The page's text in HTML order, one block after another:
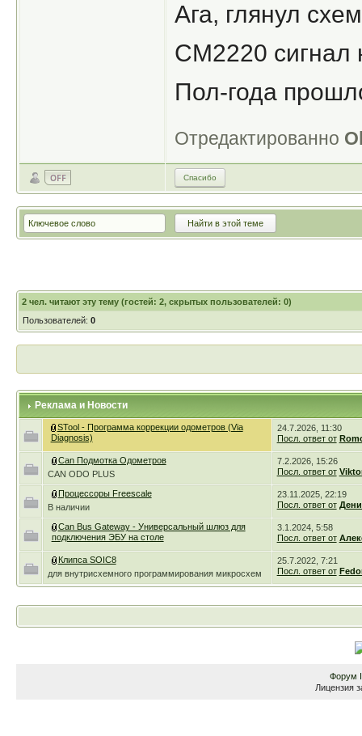
Ага, глянул
СМ2220 сигнал
Пол-года
Отредактированно
Спасибо
2чел. читают эту тему (гостей: 2, скрытых пользователей: 0)
Пользователей: 0
Реклама и Новости
STool - Программа коррекции одометров (Via
Diagnosis)
24.7.2026, 11:30
Посл. ответ от
Can Подмотка Одометров
CAN ODO PLUS
7.2.2026, 15:26
Посл. ответ от
Процессоры Freescale
В наличии
23.11.2025, 22:19
Посл. ответ от
Can Bus Gateway - Универсальный шлюз для
подключения ЭБУ на столе
3.1.2024, 5:58
Посл. ответ от
Клипса SOIC8
для внутрисхемного программирования микросхем
25.7.2022, 7:21
Посл. ответ от
Форум
Лицензия